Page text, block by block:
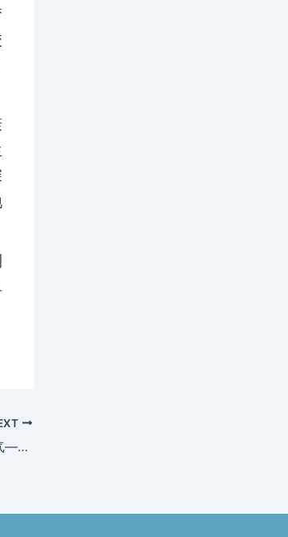
扫黑除恶保安宁 党员先行扬正气—公司党支部开展“扫黑除恶·党员先行”主题党日活动